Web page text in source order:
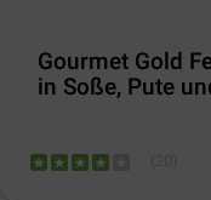
Gourmet Gold
in Soße, Pute